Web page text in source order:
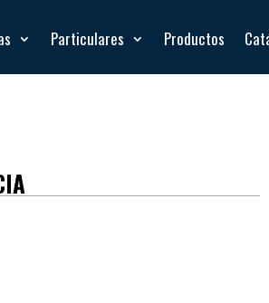
Particulares Productos